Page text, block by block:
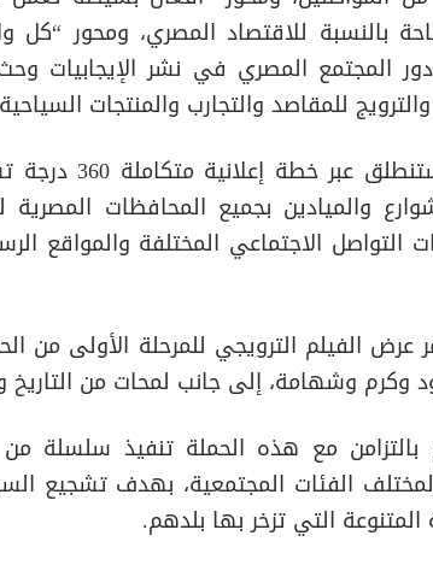
بالنسبة للاقتصاد المصري، ومحور “كل
المجتمع المصري في نشر الإيجابيات
للمقاصد والتجارب والمنتجات
وأوضح أن الحملة
والميادين بجميع المحافظات
التواصل الاجتماعي المختلفة والمواقع
عرض الفيلم الترويجي للمرحلة الأولى من
وكرم وشهامة، إلى جانب لمحات من التاريخ
بالتزامن مع هذه الحملة تنفيذ سلسلة
الفئات المجتمعية، بهدف تشجيع
التي تزخر بها بلدهم.